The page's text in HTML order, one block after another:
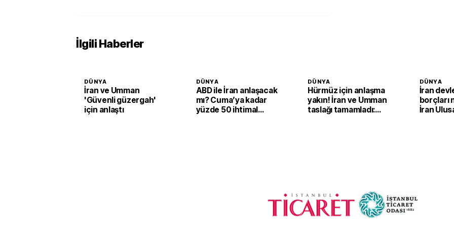
İlgili Haberler
DÜNYA
İran ve Umman
'Güvenli güzergah'
için anlaştı
DÜNYA
ABD ile İran anlaşacak
mı? Cuma’ya kadar
yüzde 50 ihtimal
DÜNYA
Hürmüz için anlaşma
yakın! İran ve Umman
taslağı tamamladı:
DÜNYA
İran
borçları
İran